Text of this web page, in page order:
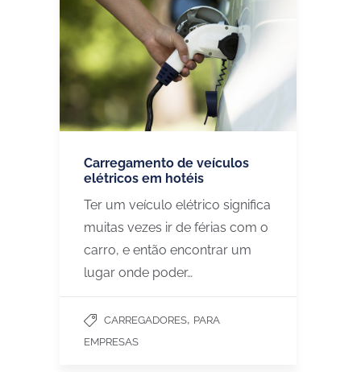
Carregamento de veículos
elétricos em hotéis
Ter um veículo elétrico significa
muitas vezes ir de férias com o
carro, e então encontrar um
lugar onde poder…
CARREGADORES, PARA
EMPRESAS